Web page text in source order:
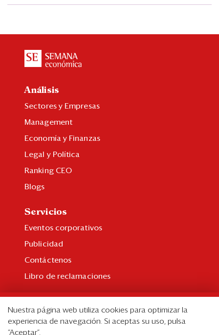
Análisis
Sectores y Empresas
Management
Economía y Finanzas
Legal y Política
Ranking CEO
Blogs
Servicios
Eventos corporativos
Publicidad
Contáctenos
Libro de reclamaciones
Suscripción individual
Nuestra página web utiliza cookies para optimizar la
experiencia de navegación. Si aceptas su uso, pulsa
“Aceptar”.